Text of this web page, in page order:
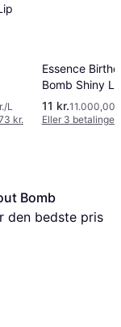
L
kr.
Essence
Bomb Shiny
01 - 10 ml
11 kr.11.000,00
Eller 3 betalinger
Bomb
den bedste pris